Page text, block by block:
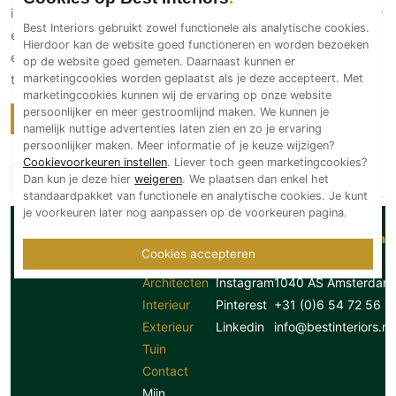
Inrichting
Roomdividers
Bedden
Meubels
Verlichting
Haarden
Glas
Interieurbouw
Ramen
Buitendeuren
Deursystemen
Glazen wandsystemen
Vouwwanden
Garagedeuren
Zonwering
Zonwering
Overig
Tuinverlichting
Omheining
Hekwerken en poorten
Zwemmen
Zwembad en zwemvijver
Tuin wellness
Buitenvloeren
Houten buitenvloeren
Natuursteen en keramiek
Serre/Veranda
Slaapkamer
Thuisbioscoop
Toilet
Wellness
Werkkamer
Wijnkelder
Woonkamer
Bijgebouw / Poolhouse
innovatieve oplossingen in en rondom huis worden getoond voor
een milieubewuste levensstijl. Ontdek hoe eenvoudige keuzes
en groene initiatieven kunnen bijdragen aan een duurzamere
toekomst.
Bekijk alle categorieën
Alle landen
Handige
links
Architecten
Interieur
Exterieur
Tuin
Contact
Mijn
Volg ons
Facebook
Instagram
Pinterest
Linkedin
1040 AS Amsterdam
+31 (0)6 54 72 56
info@bestinteriors.nl
Best Interiors gebruikt zowel functionele als analytische cookies.
Hierdoor kan de website goed functioneren en worden bezoeken
op de website goed gemeten. Daarnaast kunnen er
marketingcookies worden geplaatst als je deze accepteert. Met
marketingcookies kunnen wij de ervaring op onze website
persoonlijker en meer gestroomlijnd maken. We kunnen je
namelijk nuttige advertenties laten zien en zo je ervaring
persoonlijker maken. Meer informatie of je keuze wijzigen?
Cookievoorkeuren instellen. Liever toch geen marketingcookies?
Dan kun je deze hier weigeren. We plaatsen dan enkel het
standaardpakket van functionele en analytische cookies. Je kunt
je voorkeuren later nog aanpassen op de voorkeuren pagina.
Cookies accepteren